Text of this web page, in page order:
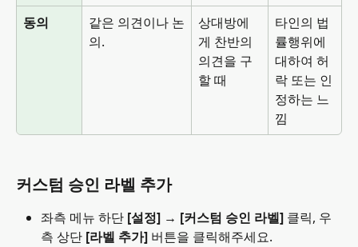
동의
같은 의견이나 논
의.
상대방에
게 찬반의
의견을 구
할 때
타인의 법
률행위에
대하여 허
락 또는 인
정하는 느
낌
커스텀 승인 라벨 추가
좌측 메뉴 하단 [설정] → [커스텀 승인 라벨] 클릭, 우
측 상단 [라벨 추가] 버튼을 클릭해주세요.